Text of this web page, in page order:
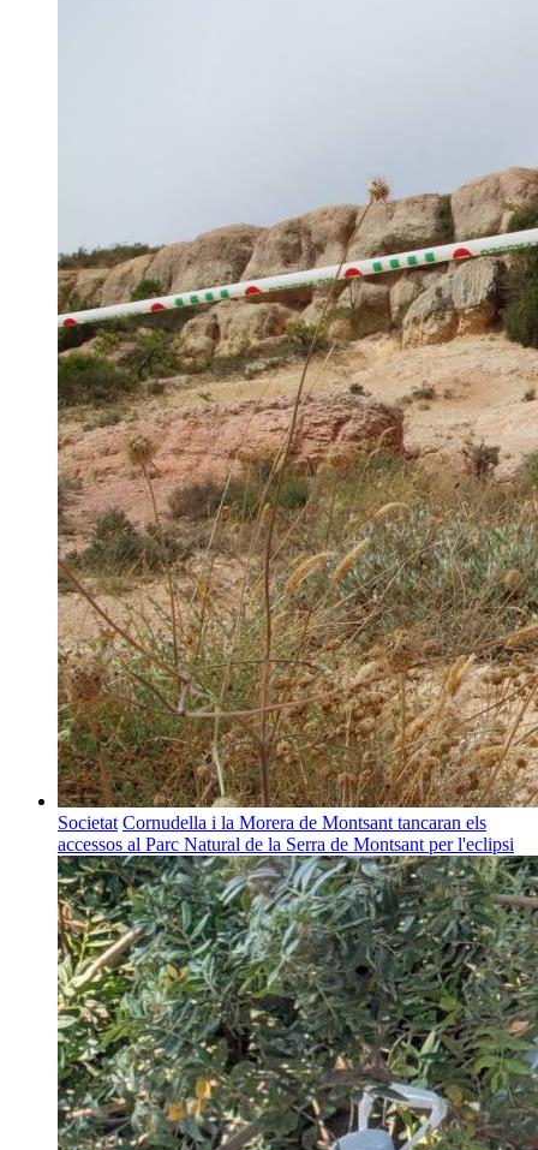
Societat Cornudella i la Morera de Montsant tancaran els
accessos al Parc Natural de la Serra de Montsant per l'eclipsi